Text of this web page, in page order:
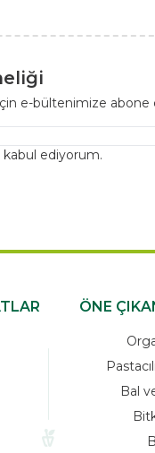
e-bültenimize abone
ediyorum.
ÖNE
Bal